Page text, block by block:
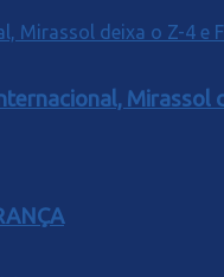
Mirassol